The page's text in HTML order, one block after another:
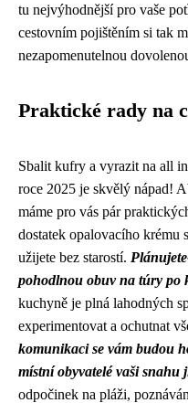
tu nejvýhodnější pro vaše
cestovním pojištěním si tak
nezapomenutelnou
Praktické rady na
Sbalit kufry a vyrazit na all
roce 2025 je skvělý nápad!
máme pro vás pár
dostatek opalovacího
užijete bez starostí.
pohodlnou obuv na túry po
kuchyně je plná lahodných
experimentovat a ochutnat
komunikaci se vám budou
místní obyvatelé vaši snahu
odpočinek na pláži,